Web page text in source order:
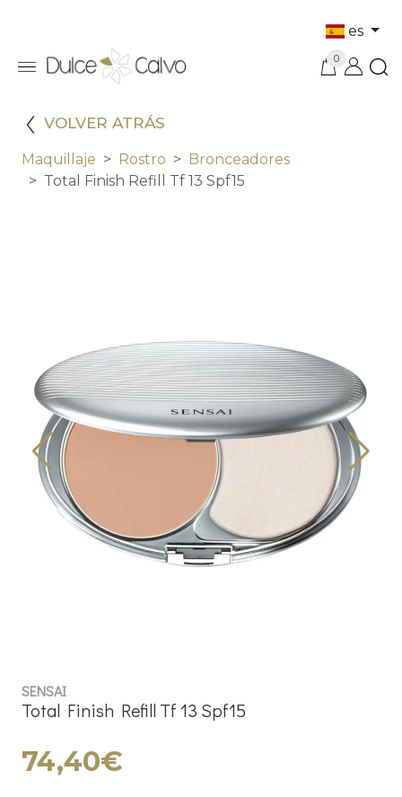
es
0
VOLVER ATRÁS
Maquillaje Rostro
Bronceadores
Total Finish Refill Tf 13 Spf15
SENSAI
Total Finish Refill Tf 13 Spf15
74,40€